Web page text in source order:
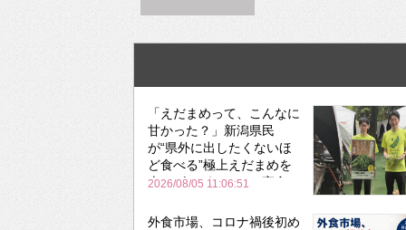
「えだまめって、こんなに
甘かった？」新潟県民
が“県外に出したくないほ
ど食べる”極上えだまめを
森のビアガーデンで実食
2026/08/05 11:06:51
外食市場、コロナ禍後初め